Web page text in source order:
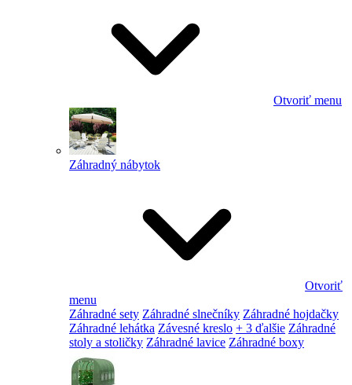
Otvoriť menu
Záhradný nábytok
Otvoriť
menu
Záhradné sety Záhradné slnečníky Záhradné hojdačky
Záhradné lehátka Závesné kreslo + 3 ďalšie Záhradné
stoly a stoličky Záhradné lavice Záhradné boxy